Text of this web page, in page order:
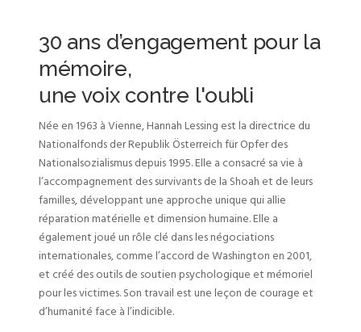
30 ans d’engagement pour la
mémoire,
une voix contre l'oubli
Née en 1963 à Vienne, Hannah Lessing est la directrice du
Nationalfonds der Republik Österreich für Opfer des
Nationalsozialismus depuis 1995. Elle a consacré sa vie à
l’accompagnement des survivants de la Shoah et de leurs
familles, développant une approche unique qui allie
réparation matérielle et dimension humaine. Elle a
également joué un rôle clé dans les négociations
internationales, comme l’accord de Washington en 2001,
et créé des outils de soutien psychologique et mémoriel
pour les victimes. Son travail est une leçon de courage et
d’humanité face à l’indicible.